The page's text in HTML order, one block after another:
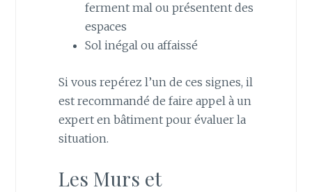
ferment mal ou présentent des
espaces
Sol inégal ou affaissé
Si vous repérez l’un de ces signes, il
est recommandé de faire appel à un
expert en bâtiment pour évaluer la
situation.
Les Murs et